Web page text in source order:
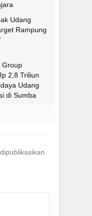
Udang
Rampung
Group
2,8 Triliun
Udang
di Sumba